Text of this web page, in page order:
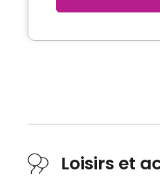
Loisirs et